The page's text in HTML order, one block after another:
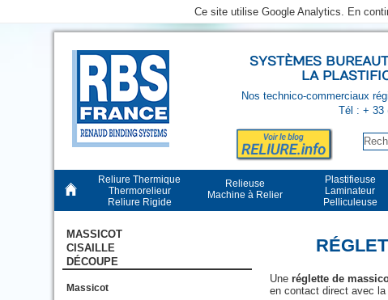
Ce site utilise Google Analytics. En
SYSTÈMES
LA
Nos technico-commerciaux
Tél : + 33
Reliure Thermique
Thermorelieur
Reliure Rigide
Relieuse
Machine à Relier
Plastifieuse
Laminateur
Pelliculeuse
MASSICOT
CISAILLE
DÉCOUPE
Massicot
Uneréglette de
en contact direct avec